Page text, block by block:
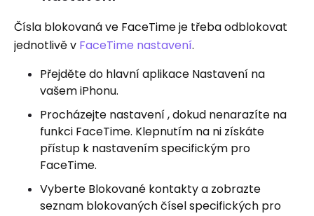
Čísla blokovaná ve FaceTime je třeba odblokovat
jednotlivě v FaceTime nastavení.
Přejděte do hlavní aplikace Nastavení na
vašem iPhonu.
Procházejte nastavení , dokud nenarazíte na
funkci FaceTime. Klepnutím na ni získáte
přístup k nastavením specifickým pro
FaceTime.
Vyberte Blokované kontakty a zobrazte
seznam blokovaných čísel specifických pro